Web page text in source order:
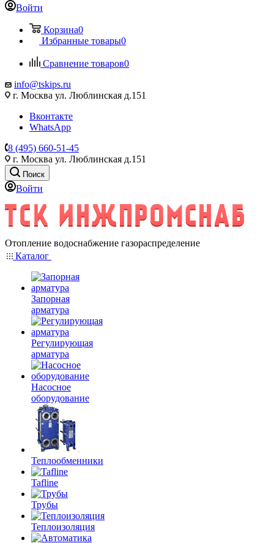
Войти
Корзина0
Избранные товары0
Сравнение товаров0
info@tskips.ru
г. Москва ул. Люблинская д.151
Вконтакте
WhatsApp
8 (495) 660-51-45
г. Москва ул. Люблинская д.151
Поиск
Войти
Отопление водоснабжение газораспределение
Каталог
Запорная
арматура
Регулирующая
арматура
Насосное
оборудование
Теплообменники
Tafline
Трубы
Теплоизоляция